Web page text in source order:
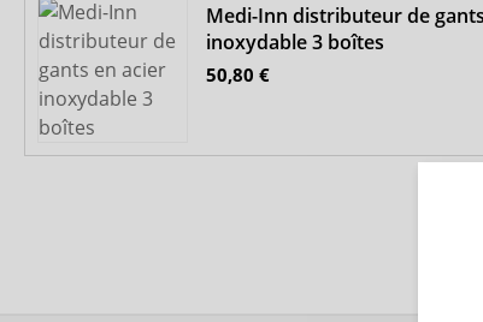
Medi-Inn distributeur de
inoxydable 3 boîtes
50,80 €